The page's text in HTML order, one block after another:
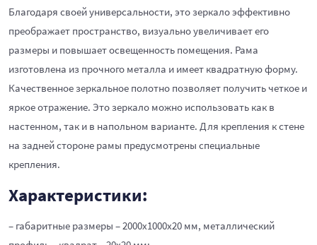
Благодаря своей универсальности, это зеркало эффективно
преображает пространство, визуально увеличивает его
размеры и повышает освещенность помещения. Рама
изготовлена из прочного металла и имеет квадратную форму.
Качественное зеркальное полотно позволяет получить четкое и
яркое отражение. Это зеркало можно использовать как в
настенном, так и в напольном варианте. Для крепления к стене
на задней стороне рамы предусмотрены специальные
крепления.
Характеристики:
– габаритные размеры – 2000х1000х20 мм, металлический